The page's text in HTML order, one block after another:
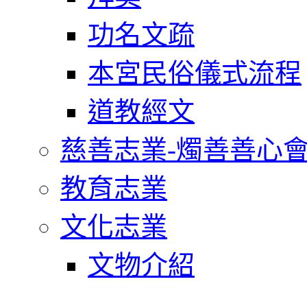
功名文疏
本宮民俗儀式流程
道教經文
慈善志業-燭善善心
教育志業
文化志業
文物介紹